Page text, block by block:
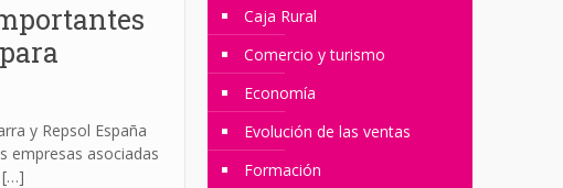
y Repsol España
empresas asociadas
Caja Rural
Comercio y turismo
Economía
Evolución de las ventas
Formación